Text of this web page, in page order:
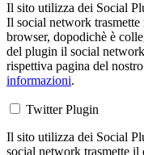
Il sito utilizza dei Social
Il social network
browser, dopodichè è
del plugin il social
rispettiva pagina del
informazioni.
Twitter Plugin
Il sito utilizza dei Social
social network trasmette